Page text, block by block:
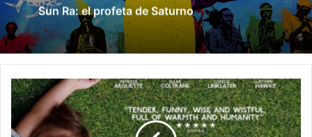
Sun Ra: el profeta de Saturno